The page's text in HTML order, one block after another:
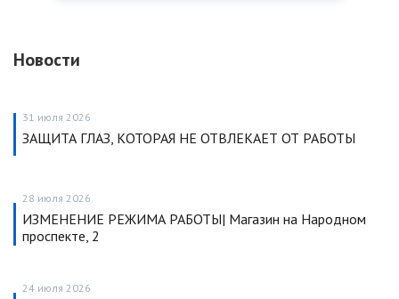
Новости
31 июля 2026
ЗАЩИТА ГЛАЗ, КОТОРАЯ НЕ ОТВЛЕКАЕТ ОТ РАБОТЫ
28 июля 2026
ИЗМЕНЕНИЕ РЕЖИМА РАБОТЫ| Магазин на Народном
проспекте, 2
24 июля 2026